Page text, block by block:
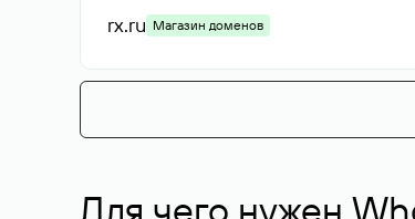
rx.ru Магазин доменов